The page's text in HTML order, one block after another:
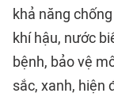
khả năng
khí hậu, nước
bệnh, bảo vệ
sắc, xanh, hiện